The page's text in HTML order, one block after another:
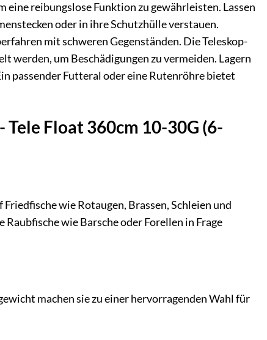
reibungslose Funktion zu gewährleisten. Lassen
oder in ihre Schutzhülle verstauen.
mit schweren Gegenständen. Die Teleskop-
werden, um Beschädigungen zu vermeiden. Lagern
passender Futteral oder eine Rutenröhre bietet
Float 360cm 10-30G (6-
wie Rotaugen, Brassen, Schleien und
wie Barsche oder Forellen in Frage
machen sie zu einer hervorragenden Wahl für